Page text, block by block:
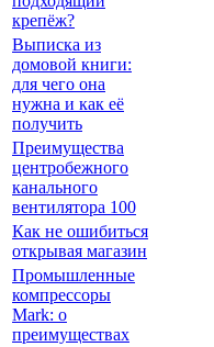
крепёж?
Выписка из
домовой книги:
для чего она
нужна и как её
получить
Преимущества
центробежного
канального
вентилятора 100
Как не ошибиться
открывая магазин
Промышленные
компрессоры
Mark: о
преимуществах